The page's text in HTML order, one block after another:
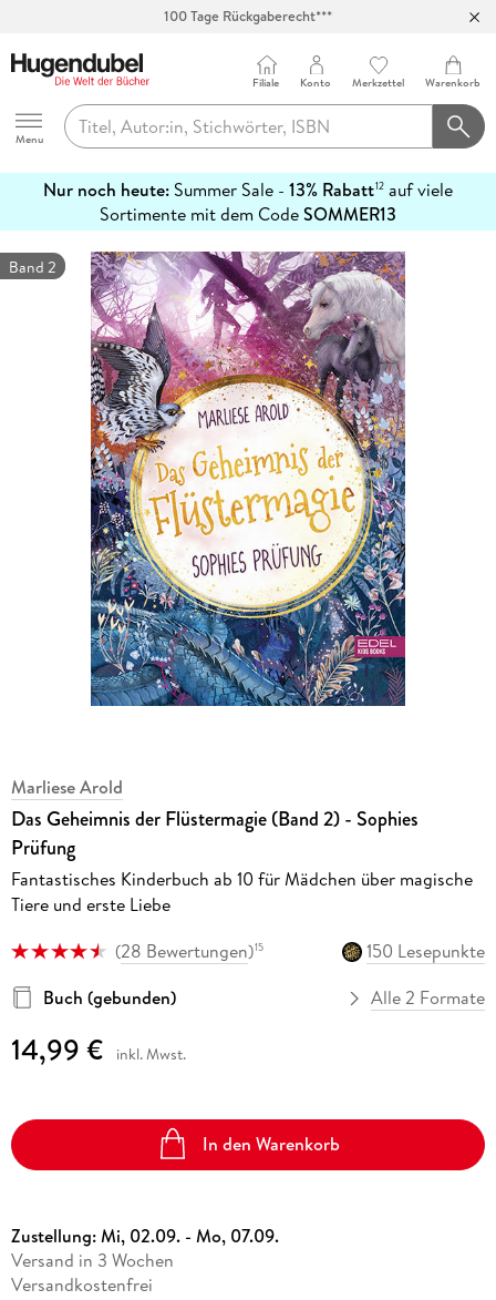
100 Tage Rückgaberecht***
Hugendubel
Menu
Filiale Konto Merkzettel Warenkorb
Nur noch heute: Summer Sale - 13% Rabatt12 auf viele
Sortimente mit dem CodeSOMMER13
erfahren
Band 2
Marliese Arold
Das Geheimnis der Flüstermagie (Band 2) - Sophies
Prüfung
Fantastisches Kinderbuch ab 10 für Mädchen über magische
Tiere und erste Liebe
(28 Bewertungen)15
150 Lesepunkte
Buch (gebunden)
Alle 2 Formate
14,99 € inkl. Mwst.
In den Warenkorb
Zustellung:Mi, 02.09. - Mo, 07.09.
Versand in 3 Wochen
Versandkostenfrei